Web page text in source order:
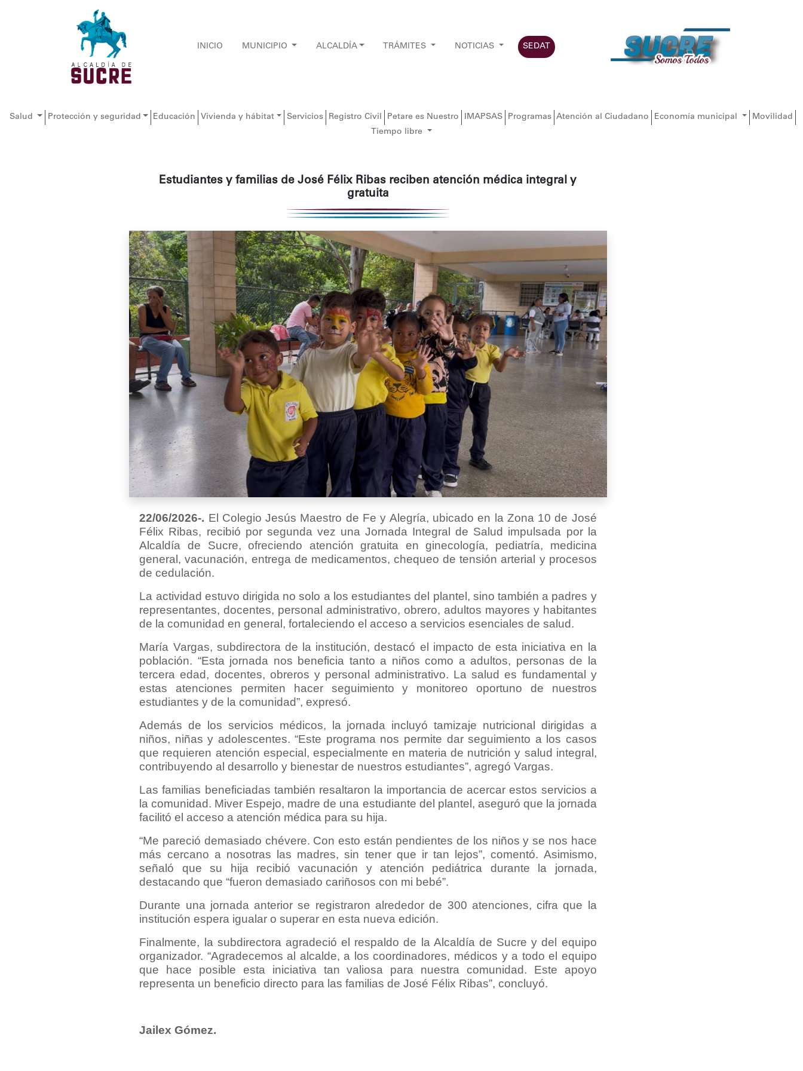
INICIO MUNICIPIO ALCALDÍA TRÁMITES NOTICIAS SEDAT
Salud Protección y seguridad Educación Vivienda y hábitat Servicios Registro Civil Petare es Nuestro IMAPSAS Programas Atención al Ciudadano Economía municipal
Movilidad
Tiempo libre
Estudiantes y familias de José Félix Ribas reciben atención médica integral y
gratuita
22/06/2026-. El Colegio Jesús Maestro de Fe y Alegría, ubicado en la Zona 10 de José
Félix Ribas, recibió por segunda vez una Jornada Integral de Salud impulsada por la
Alcaldía de Sucre, ofreciendo atención gratuita en ginecología, pediatría, medicina
general, vacunación, entrega de medicamentos, chequeo de tensión arterial y procesos
de cedulación.
La actividad estuvo dirigida no solo a los estudiantes del plantel, sino también a padres y
representantes, docentes, personal administrativo, obrero, adultos mayores y habitantes
de la comunidad en general, fortaleciendo el acceso a servicios esenciales de salud.
María Vargas, subdirectora de la institución, destacó el impacto de esta iniciativa en la
población. “Esta jornada nos beneficia tanto a niños como a adultos, personas de la
tercera edad, docentes, obreros y personal administrativo. La salud es fundamental y
estas atenciones permiten hacer seguimiento y monitoreo oportuno de nuestros
estudiantes y de la comunidad”, expresó.
Además de los servicios médicos, la jornada incluyó tamizaje nutricional dirigidas a
niños, niñas y adolescentes. “Este programa nos permite dar seguimiento a los casos
que requieren atención especial, especialmente en materia de nutrición y salud integral,
contribuyendo al desarrollo y bienestar de nuestros estudiantes”, agregó Vargas.
Las familias beneficiadas también resaltaron la importancia de acercar estos servicios a
la comunidad. Miver Espejo, madre de una estudiante del plantel, aseguró que la jornada
facilitó el acceso a atención médica para su hija.
“Me pareció demasiado chévere. Con esto están pendientes de los niños y se nos hace
más cercano a nosotras las madres, sin tener que ir tan lejos”, comentó. Asimismo,
señaló que su hija recibió vacunación y atención pediátrica durante la jornada,
destacando que “fueron demasiado cariñosos con mi bebé”.
Durante una jornada anterior se registraron alrededor de 300 atenciones, cifra que la
institución espera igualar o superar en esta nueva edición.
Finalmente, la subdirectora agradeció el respaldo de la Alcaldía de Sucre y del equipo
organizador. “Agradecemos al alcalde, a los coordinadores, médicos y a todo el equipo
que hace posible esta iniciativa tan valiosa para nuestra comunidad. Este apoyo
representa un beneficio directo para las familias de José Félix Ribas”, concluyó.
Jailex Gómez.